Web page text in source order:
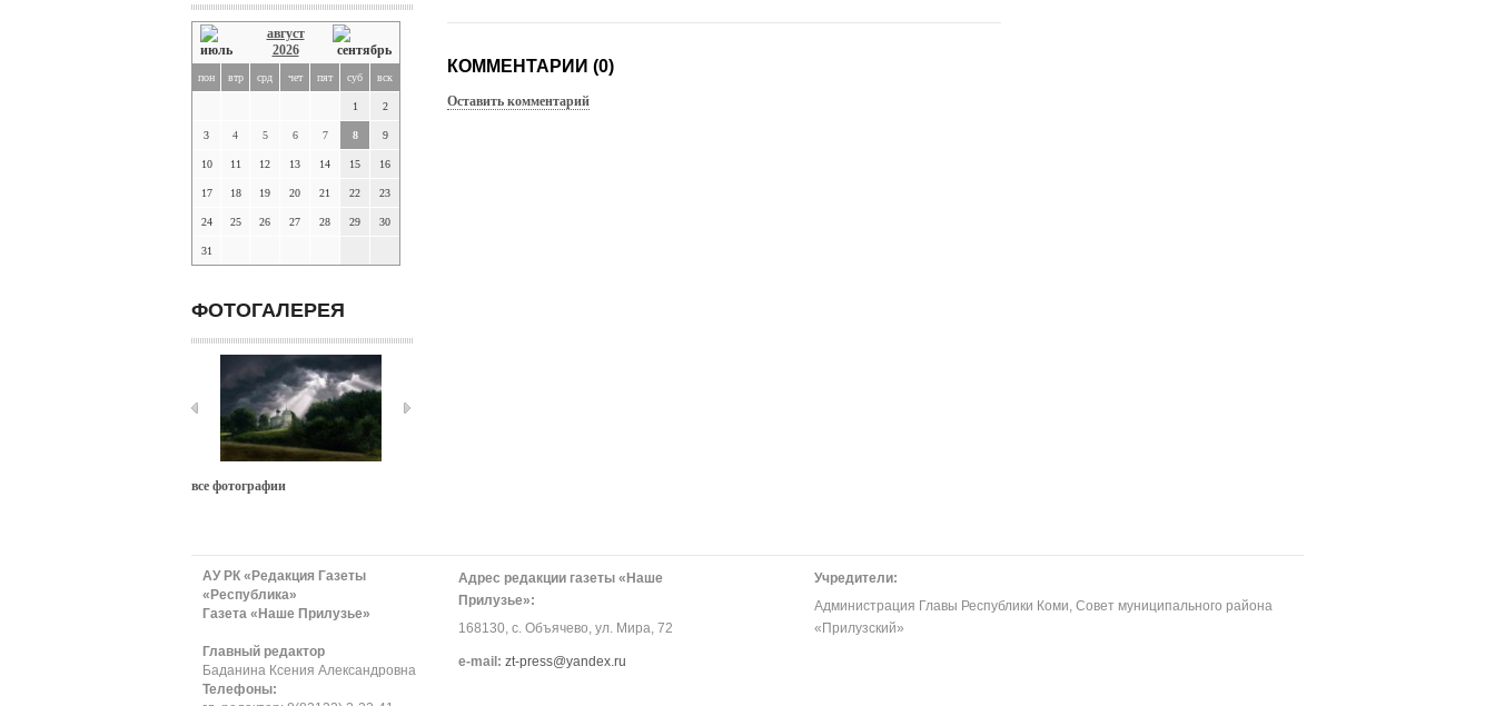
август
2026
пон втр срд чет пят суб вск
1 2
3 4 5 6 7 8 9
10 11 12 13 14 15 16
17 18 19 20 21 22 23
24 25 26 27 28 29 30
31
ФОТОГАЛЕРЕЯ
все фотографии
КОММЕНТАРИИ (0)
Оставить комментарий
АУ РК «Редакция Газеты
«Республика»
Газета «Наше Прилузье»
Главный редактор
Баданина Ксения Александровна
Телефоны:
Адрес редакции газеты «Наше
Прилузье»:
168130, с. Объячево, ул. Мира, 72
е-mail: zt-press@yandex.ru
Учредители:
Администрация Главы Республики Коми, Совет муниципального района
«Прилузский»